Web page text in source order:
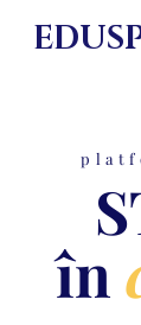
EDU
în